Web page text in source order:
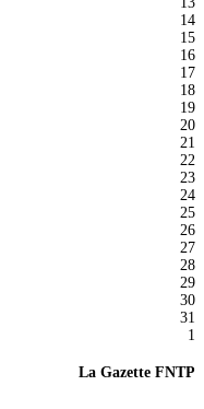
14
15
16
17
18
19
20
21
22
23
24
25
26
27
28
29
30
31
1
La Gazette FNTP